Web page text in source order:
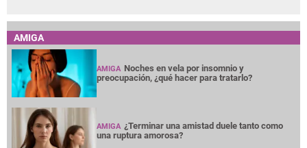
AMIGA
AMIGA Noches en vela por insomnio y
preocupación, ¿qué hacer para tratarlo?
AMIGA ¿Terminar una amistad duele tanto como
una ruptura amorosa?